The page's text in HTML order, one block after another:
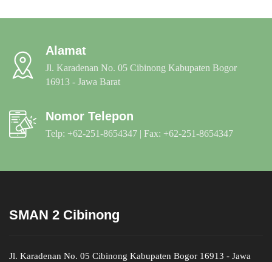
Alamat
Jl. Karadenan No. 05 Cibinong Kabupaten Bogor
16913 - Jawa Barat
Nomor Telepon
Telp: +62-251-8654347 | Fax: +62-251-8654347
SMAN 2 Cibinong
Jl. Karadenan No. 05 Cibinong Kabupaten Bogor 16913 - Jawa